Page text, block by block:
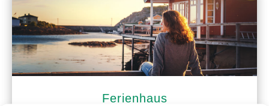
Ferienhaus